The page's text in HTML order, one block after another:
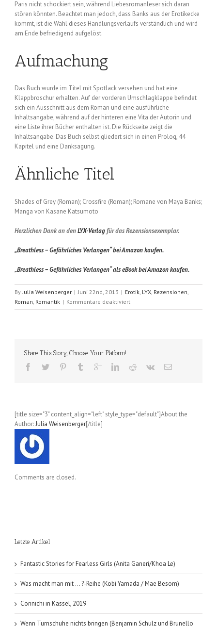
Paris nicht schockiert sein, während Liebesromanleser sich daran
stören könnten. Beachtet man jedoch, dass Banks aus der Erotikecke
kommt, ist die Wahl dieses Handlungsverlaufs verständlich und wird
am Ende befriedigend aufgelöst.
Aufmachung
Das Buch wurde im Titel mit Spotlack versehen und hat eine
Klappbroschur erhalten. Auf der vorderen Umschlagklappe befindet
sich ein Ausschnitt aus dem Roman und eine ausführliche
Inhaltsangabe, während auf der hinteren eine Vita der Autorin und
eine Liste ihrer Bücher enthalten ist. Die Rückseite zeigt die
Inhaltsangabe. Das Buch selbst gliedert sich in einen Prolog, 44
Kapitel und eine Danksagung.
Ähnliche Titel
Shades of Grey (Roman); Crossfire (Roman); Romane von Maya Banks;
Manga von Kasane Katsumoto
Herzlichen Dank an denLYX-Verlagfür das Rezensionsexemplar.
„Breathless – Gefährliches Verlangen“ bei Amazon kaufen.
„Breathless – Gefährliches Verlangen“ als eBook bei Amazon kaufen.
By Julia Weisenberger | Juni 22nd, 2013 | Erotik LYX Rezensionen
Roman Romantik | Kommentare deaktiviertfür
Breathless
Breathless
Share This Story, Choose Your Platform!
[title size="3" content_align="left" style_type="default"]About the
Author:Julia Weisenberger[/title]
Comments are closed.
Letzte Artikel
Fantastic Stories for Fearless Girls (Anita Ganeri/Khoa Le)
Was macht man mit … ?-Reihe (Kobi Yamada / Mae Besom)
Connichi in Kassel, 2019
Wenn Turnschuhe nichts bringen (Benjamin Schulz und Brunello